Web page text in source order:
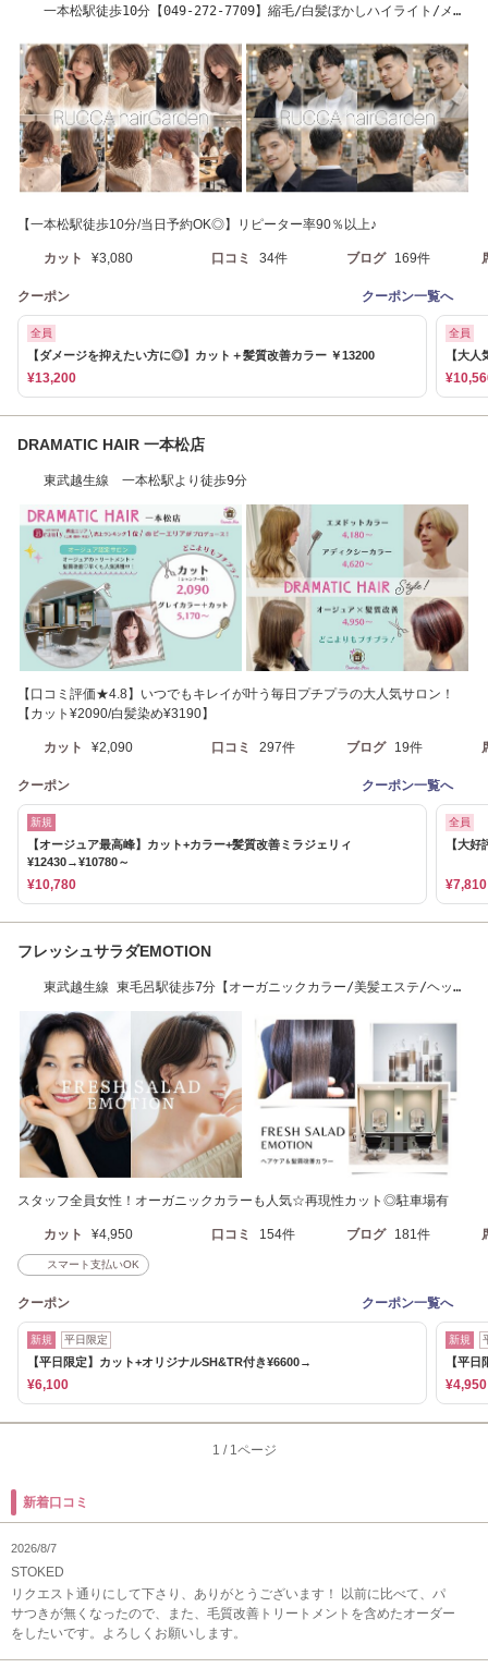
一本松駅徒歩10分【049-272-7709】縮毛/白髪ぼかしハイライト/メン
【一本松駅徒歩10分/当日予約OK◎】リピーター率90％以上♪
カット ¥3,080 口コミ 34件 ブログ 169件
クーポン クーポン一覧へ
全員
【ダメージを抑えたい方に◎】カット＋髪質改善カラー ￥13200
¥13,200
全員
【大
DRAMATIC HAIR 一本松店
東武越生線 一本松駅より徒歩9分
【口コミ評価★4.8】いつでもキレイが叶う毎日プチプラの大人気サロン！
【カット¥2090/白髪染め¥3190】
カット ¥2,090 口コミ 297件 ブログ 19件
クーポン クーポン一覧へ
新規
【オージュア最高峰】カット+カラー+髪質改善ミラジェリィ
¥12430→¥10780～
¥10,780
全員
【大
¥7,810
フレッシュサラダEMOTION
東武越生線 東毛呂駅徒歩7分【オーガニックカラー/美髪エステ/ヘッド
スタッフ全員女性！オーガニックカラーも人気☆再現性カット◎駐車場有
カット ¥4,950 口コミ 154件 ブログ 181件
スマート支払いOK
クーポン クーポン一覧へ
新規 平日限定
【平日限定】カット+オリジナルSH&TR付き¥6600→
¥6,100
新規
【平
¥4,950
1 / 1ページ
新着口コミ
2026/8/7
STOKED
リクエスト通りにして下さり、ありがとうございます！ 以前に比べて、パ
サつきが無くなったので、また、毛質改善トリートメントを含めたオーダー
をしたいです。よろしくお願いします。